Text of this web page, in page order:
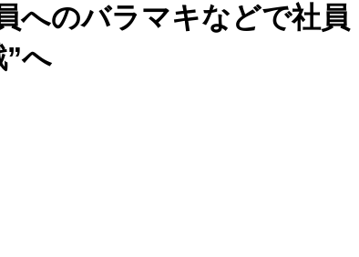
へのバラマキなどで社員
”へ